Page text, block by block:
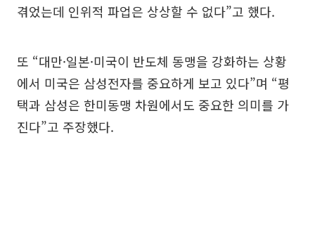
겪었는데 인위적 파업은 상상할 수 없다”고 했다.
또 “대만·일본·미국이 반도체 동맹을 강화하는 상황
에서 미국은 삼성전자를 중요하게 보고 있다”며 “평
택과 삼성은 한미동맹 차원에서도 중요한 의미를 가
진다”고 주장했다.